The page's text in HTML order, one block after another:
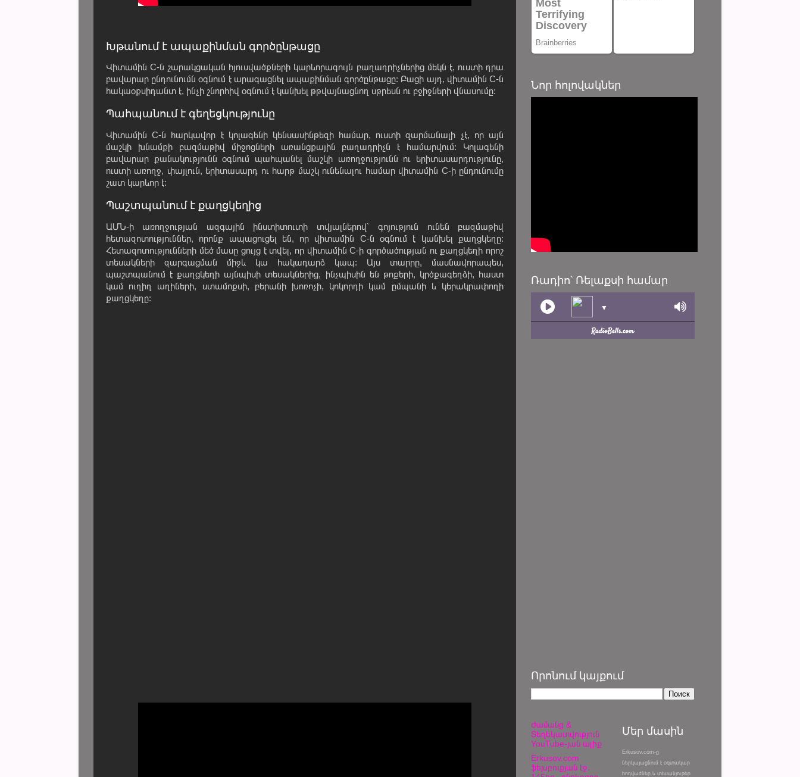
Խթանում է ապաքինման գործընթացը
Վիտամին C-ն շարակցական հյուսվածքների կարևորագույն բաղադրիչներից մեկն է, ուստի դրա
բավարար ընդունումն օգնում է արագացնել ապաքինման գործընթացը: Բացի այդ, վիտամին C-ն
հակաօքսիդանտ է, ինչի շնորհիվ օգնում է կանխել թթվայնացնող սթրեսն ու բջիջների վնասումը:
Պահպանում է գեղեցկությունը
Վիտամին C-ն հարկավոր է կոլագենի կենսասինթեզի համար, ուստի զարմանալի չէ, որ այն
մաշկի խնամքի բազմաթիվ միջոցների առանցքային բաղադրիչն է համարվում: Կոլագենի
բավարար քանակությունն օգնում պահպանել մաշկի առողջությունն ու երիտասարդությունը,
ուստի առողջ, փայլուն, երիտասարդ ու հարթ մաշկ ունենալու համար վիտամին C-ի ընդունումը
շատ կարևոր է:
Պաշտպանում է քաղցկեղից
ԱՄՆ-ի առողջության ազգային ինստիտուտի տվյալներով՝ գոյություն ունեն բազմաթիվ
հետազոտություններ, որոնք ապացուցել են, որ վիտամին C-ն օգնում է կանխել քաղցկեղը:
Հետազոտությունների մեծ մասը ցույց է տվել, որ վիտամին C-ի գործածության ու քաղցկեղի որոշ
տեսակների զարգացման միջև կա հակադարձ կապ: Այս տարրը, մասնավորապես,
պաշտպանում է քաղցկեղի այնպիսի տեսակներից, ինչպիսին են թոքերի, կրծքագեղձի, հաստ
կամ ուղիղ աղիների, ստամոքսի, բերանի խոռոչի, կոկորդի կամ ըմպանի և կերակրափողի
քաղցկեղը:
Նոր հոլովակներ
Ռադիո՝ Ռելաքսի համար
▼
Որոնում կայքում
Ժամանց &
Տեղեկատվություն
YouTube-յան ալիք
Erkusov.com
ֆեյսբուքյան էջ․
Մեր մասին
Erkusov.com-ը
ներկայացնում է օգտակար
հոդվածներ և տեսանյութեր